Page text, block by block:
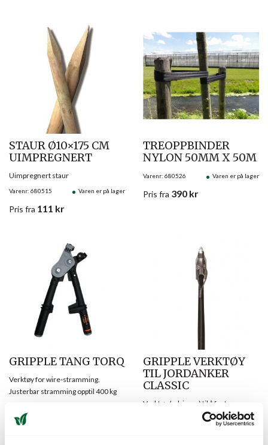
STAUR Ø10×175 CM
UIMPREGNERT
Varenr: 680515 Varen er på lager
Uimpregnert staur
Pris fra 111 kr
TREOPPBINDER
NYLON 50MM X 50M
Varenr: 680526 Varen er på lager
Pris fra 390 kr
GRIPPLE TANG TORQ
Verktøy for wire-stramming.
Justerbar stramming opptil 400 kg
Prisfra
GRIPPLE VERKTØY
TIL JORDANKER
CLASSIC
Verktøy («driver») til å feste
jordanker «Classic»